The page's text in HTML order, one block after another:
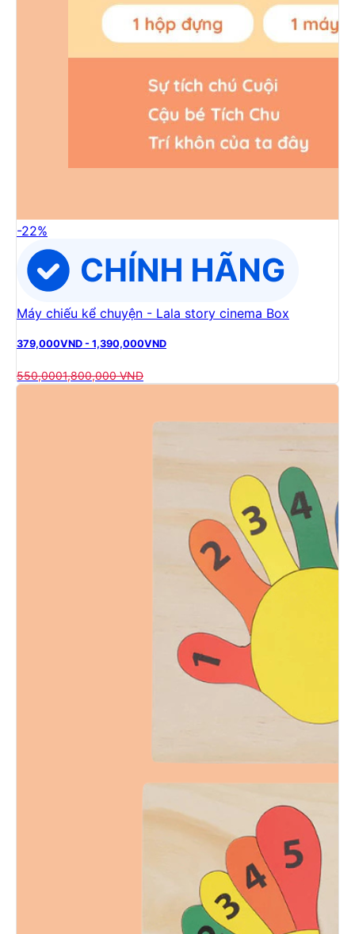
-22%
Máy chiếu kể chuyện - Lala story cinema Box
379,000VND - 1,390,000VND
550,0001,800,000 VND